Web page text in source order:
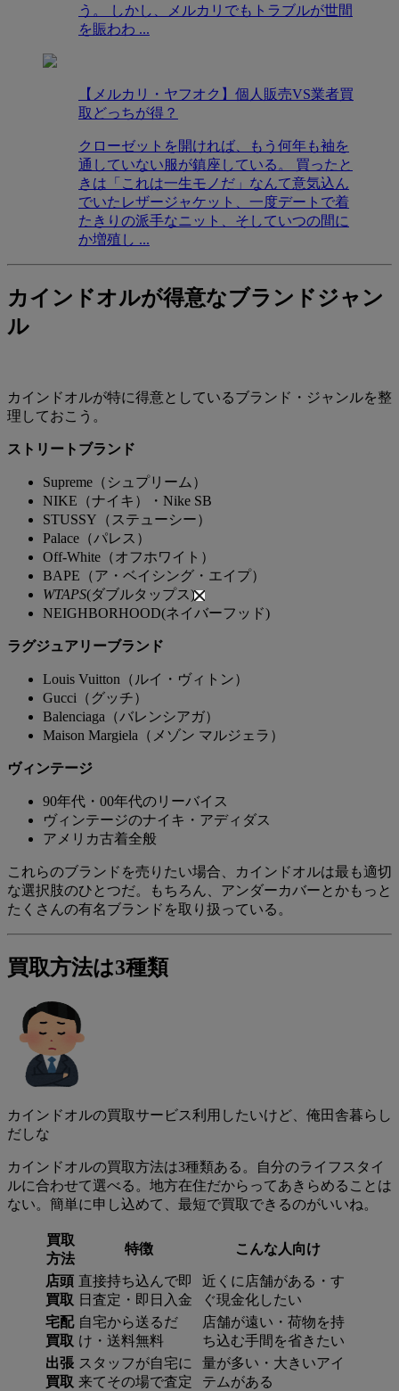
う。 しかし、メルカリでもトラブルが世間
を賑わわ ...
【メルカリ・ヤフオク】個人販売VS業者買
取どっちが得？
クローゼットを開ければ、もう何年も袖を
通していない服が鎮座している。 買ったと
きは「これは一生モノだ」なんて意気込ん
でいたレザージャケット、一度デートで着
たきりの派手なニット、そしていつの間に
か増殖し ...
カインドオルが得意なブランドジャン
ル
カインドオルが特に得意としているブランド・ジャンルを整
理しておこう。
ストリートブランド
Supreme（シュプリーム）
NIKE（ナイキ）・Nike SB
STUSSY（ステューシー）
Palace（パレス）
Off-White（オフホワイト）
BAPE（ア・ベイシング・エイプ）
WTAPS(ダブルタップス)
NEIGHBORHOOD(ネイバーフッド)
ラグジュアリーブランド
Louis Vuitton（ルイ・ヴィトン）
Gucci（グッチ）
Balenciaga（バレンシアガ）
Maison Margiela（メゾン マルジェラ）
ヴィンテージ
90年代・00年代のリーバイス
ヴィンテージのナイキ・アディダス
アメリカ古着全般
これらのブランドを売りたい場合、カインドオルは最も適切
な選択肢のひとつだ。もちろん、アンダーカバーとかもっと
たくさんの有名ブランドを取り扱っている。
買取方法は3種類
カインドオルの買取サービス利用したいけど、俺田舎暮らし
だしな
カインドオルの買取方法は3種類ある。自分のライフスタイ
ルに合わせて選べる。地方在住だからってあきらめることは
ない。簡単に申し込めて、最短で買取できるのがいいね。
買取
方法
特徴 こんな人向け
店頭
買取
直接持ち込んで即
日査定・即日入金
近くに店舗がある・す
ぐ現金化したい
宅配
買取
自宅から送るだ
け・送料無料
店舗が遠い・荷物を持
ち込む手間を省きたい
出張
買取
スタッフが自宅に
来てその場で査定
量が多い・大きいアイ
テムがある